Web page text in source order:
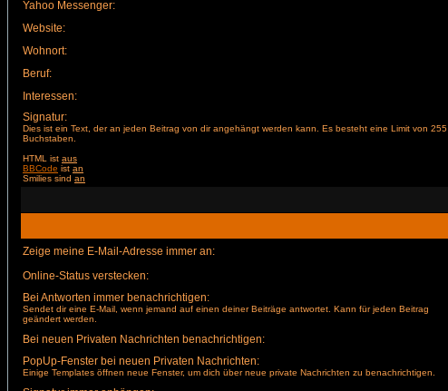
Yahoo Messenger:
Website:
Wohnort:
Beruf:
Interessen:
Signatur:
Dies ist ein Text, der an jeden Beitrag von dir angehängt werden kann. Es besteht eine Limit von 255
Buchstaben.
HTML ist aus
BBCode ist an
Smilies sind an
Zeige meine E-Mail-Adresse immer an:
Online-Status verstecken:
Bei Antworten immer benachrichtigen:
Sendet dir eine E-Mail, wenn jemand auf einen deiner Beiträge antwortet. Kann für jeden Beitrag
geändert werden.
Bei neuen Privaten Nachrichten benachrichtigen:
PopUp-Fenster bei neuen Privaten Nachrichten:
Einige Templates öffnen neue Fenster, um dich über neue private Nachrichten zu benachrichtigen.